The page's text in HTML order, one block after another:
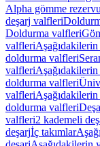
Alpha gömme
deşarj valfleri
Doldurma valfleri
valfleri
doldurma valfleri
valfleri
doldurma valfleri
valfleri
doldurma valfleri
valfleri2 kademeli
deşarjİç takımlar